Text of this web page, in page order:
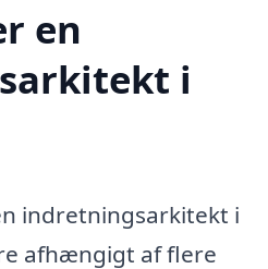
en
i
indretningsarkitekt i
afhængigt af flere